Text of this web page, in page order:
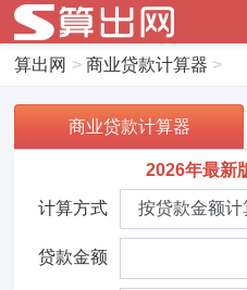
算出网 > 商业贷款计算器 >
商业贷款计算器
2026年最新
计算方式
贷款金额